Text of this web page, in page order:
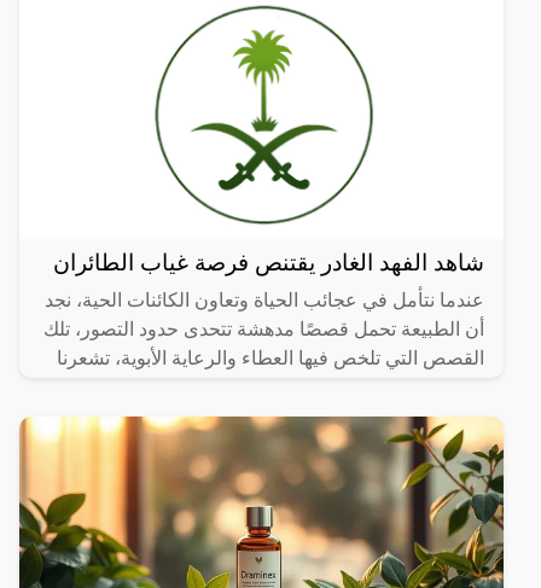
شاهد الفهد الغادر يقتنص فرصة غياب الطائران
عندما نتأمل في عجائب الحياة وتعاون الكائنات الحية، نجد
أن الطبيعة تحمل قصصًا مدهشة تتحدى حدود التصور، تلك
القصص التي تلخص فيها العطاء والرعاية الأبوية، تشعرنا